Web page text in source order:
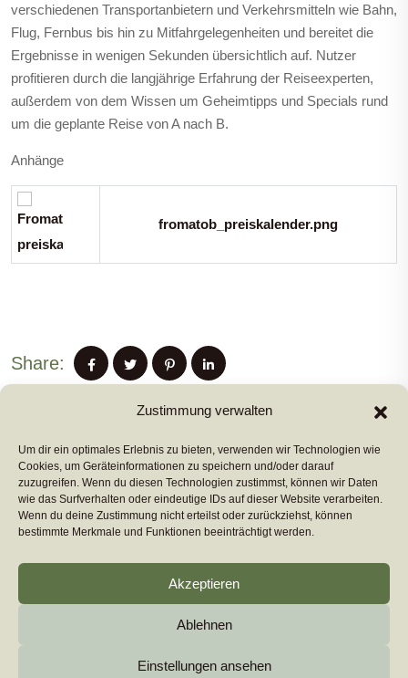
Zustimmung verwalten
Um dir ein optimales Erlebnis zu bieten, verwenden wir Technologien wie
Cookies, um Geräteinformationen zu speichern und/oder darauf
zuzugreifen. Wenn du diesen Technologien zustimmst, können wir Daten
wie das Surfverhalten oder eindeutige IDs auf dieser Website verarbeiten.
Wenn du deine Zustimmung nicht erteilst oder zurückziehst, können
bestimmte Merkmale und Funktionen beeinträchtigt werden.
Akzeptieren
Ablehnen
Einstellungen ansehen
verschiedenen Transportanbietern und Verkehrsmitteln wie Bahn,
Flug, Fernbus bis hin zu Mitfahrgelegenheiten und bereitet die
Ergebnisse in wenigen Sekunden übersichtlich auf. Nutzer
profitieren durch die langjährige Erfahrung der Reiseexperten,
außerdem von dem Wissen um Geheimtipps und Specials rund
um die geplante Reise von A nach B.
Anhänge
fromatob_preiskalender.png
Share:
PREVIUS POST
NEXT POST
euromarcomAll Rights Reserved by